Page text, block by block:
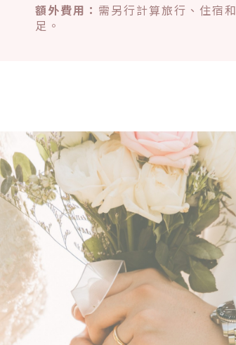
額外費用： 需另行計算旅行、住宿
足。